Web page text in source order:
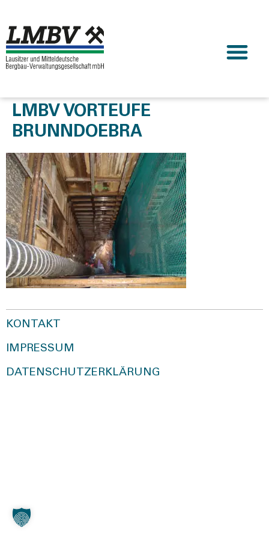
LMBV VORTEUFE
BRUNNDOEBRA
KONTAKT
IMPRESSUM
DATENSCHUTZERKLÄRUNG